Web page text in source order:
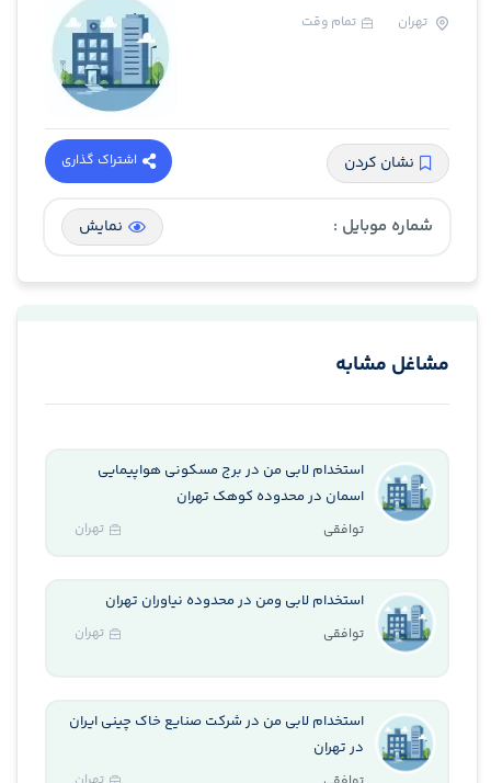
تهران تمام وقت
نشان کردن اشتراک گذاری
شماره موبایل : نمایش
مشاغل مشابه
استخدام لابی من در برج مسکونی هواپیمایی
اسمان در محدوده کوهک تهران
توافقی تهران
استخدام لابی ومن در محدوده نیاوران تهران
توافقی تهران
استخدام لابی من در شرکت صنایع خاک چینی ایران
در تهران